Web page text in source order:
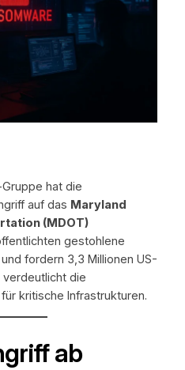
hat die
auf das Maryland
(MDOT)
gestohlene
fordern 3,3 Millionen US-
verdeutlicht die
kritische Infrastrukturen.
ab